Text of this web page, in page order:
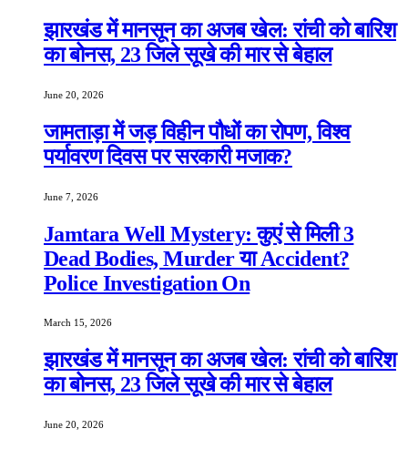
झारखंड में मानसून का अजब खेल: रांची को बारिश
का बोनस, 23 जिले सूखे की मार से बेहाल
June 20, 2026
जामताड़ा में जड़ विहीन पौधों का रोपण, विश्व
पर्यावरण दिवस पर सरकारी मजाक?
June 7, 2026
Jamtara Well Mystery: कुएं से मिली 3
Dead Bodies, Murder या Accident?
Police Investigation On
March 15, 2026
झारखंड में मानसून का अजब खेल: रांची को बारिश
का बोनस, 23 जिले सूखे की मार से बेहाल
June 20, 2026